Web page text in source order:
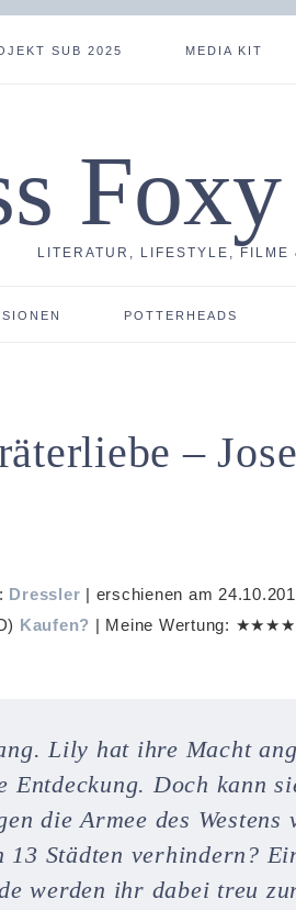
SUB 2025 MEDIA KIT
Foxy
LITERATUR, LIFESTYLE, FILME
POTTERHEADS
–
Dressler | erschienen am
Kaufen? | Meine Wertung:
Lily hat ihre Macht
Entdeckung. Doch kann
die Armee des Westens
Städten verhindern?
werden ihr dabei treu